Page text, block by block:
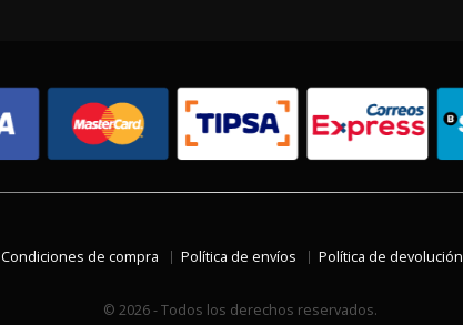
Condiciones de compra Política de envíos Política de devolución
© 2026 - Todos los derechos reservados.